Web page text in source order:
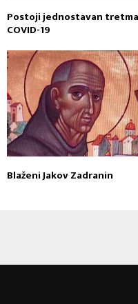
Postoji jednostavan
COVID-19
Blaženi Jakov Zadranin